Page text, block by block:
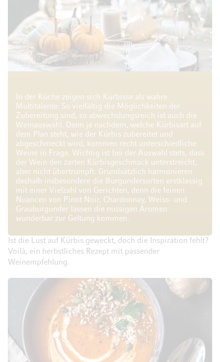
In der Küche zeigen sich Kürbisse als wahre
Multitalente: So vielfältig die Möglichkeiten der
Zubereitung sind, so abwechslungsreich ist auch die
Weinauswahl. Denn je nachdem, welche Kürbisart auf
dem Plan steht, wie der Kürbis zubereitet und
abgeschmeckt wird, kommen recht unterschiedliche
Weine in Frage. Wichtig ist bei der Auswahl stets, dass
der Wein den zarten Kürbisgeschmack unterstreicht,
aber nicht übertrumpft. Grundsätzlich harmonieren
deshalb insbesondere die Burgundersorten erstklassig
mit einer Vielzahl von Gerichten, denn die feinen
Nuancen von Pinot Noir, Chardonnay, Weiss- und
Grauburgunder lassen die nussigen Aromen
wunderbar zur Geltung kommen.
Ist die Lust auf Kürbis geweckt, doch die Inspiration fehlt?
Voilà, ein herbstliches Rezept mit passender
Weinempfehlung.